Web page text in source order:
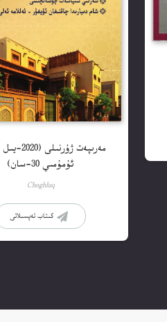
ئۇمۇمىي 30-سان)
Choghluq
كىتاب تەپسىلاتى